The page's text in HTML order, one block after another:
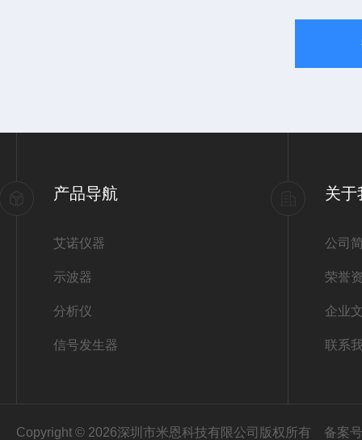
产品导航
艾诺仪器
示波器
分析仪
信号发生器
关于
公司
荣誉
企业
联系
Copyright © 2026深圳市米恩科技有限公司版权所有 备案